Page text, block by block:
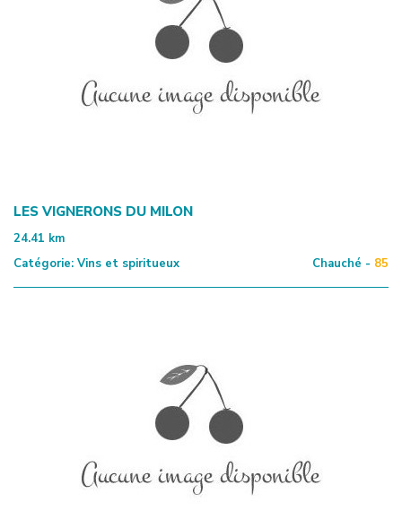
LES VIGNERONS DU MILON
24.41 km
Catégorie: Vins et spiritueux Chauché - 85